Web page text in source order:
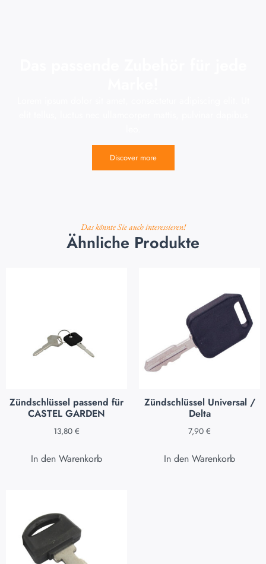
Discover more
Das könnte Sie auch interessieren!
Ähnliche Produkte
Zündschlüssel passend für
CASTEL GARDEN
13,80 €
In den Warenkorb
Zündschlüssel Universal /
Delta
7,90 €
In den Warenkorb